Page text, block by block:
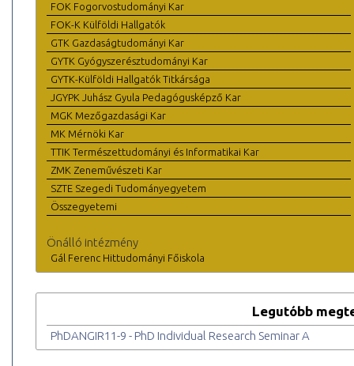
FOK Fogorvostudományi Kar
FOK-K Külföldi Hallgatók
GTK Gazdaságtudományi Kar
GYTK Gyógyszerésztudományi Kar
GYTK-Külföldi Hallgatók Titkársága
JGYPK Juhász Gyula Pedagógusképző Kar
MGK Mezőgazdasági Kar
MK Mérnöki Kar
TTIK Természettudományi és Informatikai Kar
ZMK Zeneművészeti Kar
SZTE Szegedi Tudományegyetem
Összegyetemi
Önálló intézmény
Gál Ferenc Hittudományi Főiskola
Legutóbb
PhDANGIR11-9 - PhD Individual Research Seminar A